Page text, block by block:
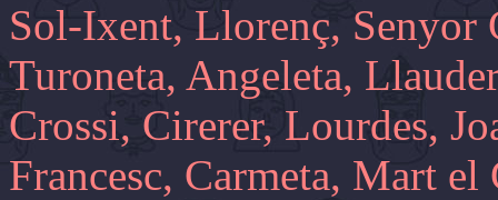
Sol-Ixent, Llorenç, Senyor
Turoneta, Angeleta,
Crossi, Cirerer, Lourdes,
Francesc, Carmeta, Mart